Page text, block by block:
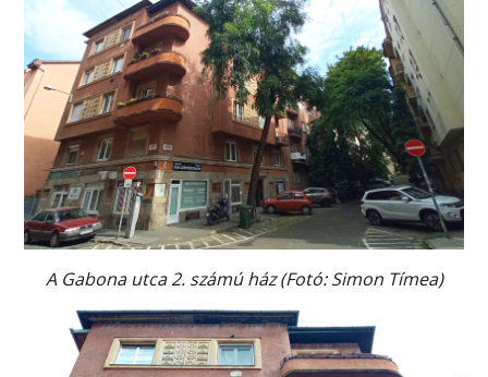
A Gabona utca 2. számú ház (Fotó: Simon Tímea)